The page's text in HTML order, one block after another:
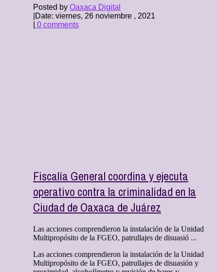
Posted by Oaxaca Digital
Date: viernes, 26 noviembre , 2021
0 comments
Fiscalía General coordina y ejecuta
operativo contra la criminalidad en la
Ciudad de Oaxaca de Juárez
Las acciones comprendieron la instalación de la Unidad
Multipropósito de la FGEO, patrullajes de disuasió ...
Las acciones comprendieron la instalación de la Unidad
Multipropósito de la FGEO, patrullajes de disuasión y